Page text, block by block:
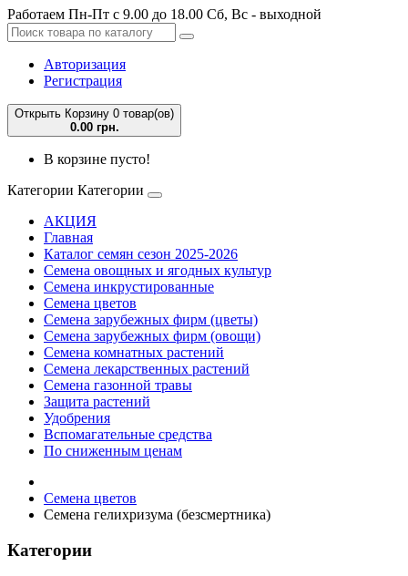
Работаем Пн-Пт с 9.00 до 18.00 Сб, Вс - выходной
Авторизация
Регистрация
Открыть Корзину 0 товар(ов)
0.00 грн.
В корзине пусто!
Категории Категории
АКЦИЯ
Главная
Каталог семян сезон 2025-2026
Семена овощных и ягодных культур
Семена инкрустированные
Семена цветов
Семена зарубежных фирм (цветы)
Семена зарубежных фирм (овощи)
Семена комнатных растений
Семена лекарственных растений
Семена газонной травы
Защита растений
Удобрения
Вспомагательные средства
По сниженным ценам
Семена цветов
Семена гелихризума (безсмертника)
Категории